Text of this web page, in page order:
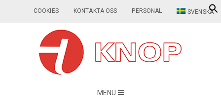
COOKIES KONTAKTA OSS PERSONAL SVENSKA
MENU